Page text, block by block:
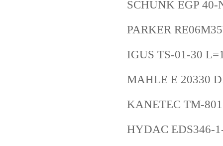
SCHUNK EGP
PARKER
IGUS TS-01-30
MAHLE E 20330
KANETEC TM-801
HYDAC EDS346-